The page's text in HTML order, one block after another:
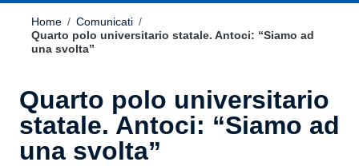
Home / Comunicati /
Quarto polo universitario statale. Antoci: “Siamo ad
una svolta”
Quarto polo universitario
statale. Antoci: “Siamo ad
una svolta”